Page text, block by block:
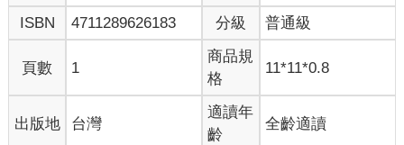
ISBN
4711289626183 分級 普通級
頁數 1
商品規
格
11*11*0.8
出版地 台灣
適讀年
齡
全齡適讀